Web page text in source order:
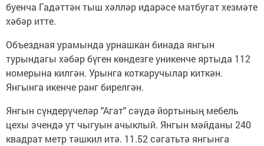
буенча Гадәттән тыш хәлләр идарәсе матбугат хезмәте
хәбәр итте.
Объездная урамында урнашкан бинада янгын
турындагы хәбәр бүген көндезге уникенче яртыда 112
номерына килгән. Урынга коткаручылар киткән.
Янгынга икенче ранг бирелгән.
Янгын сүндерүчеләр "Агат" сәүдә йортының мебель
цехы эчендә ут чыгуын ачыклый. Янгын мәйданы 240
квадрат метр тәшкил итә. 11.52 сәгатьтә янгынга